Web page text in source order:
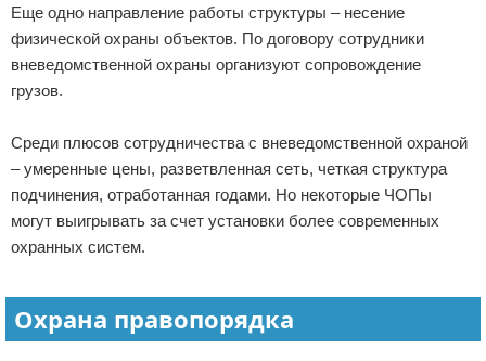
Еще одно направление работы структуры – несение
физической охраны объектов. По договору сотрудники
вневедомственной охраны организуют сопровождение
грузов.
Среди плюсов сотрудничества с вневедомственной охраной
– умеренные цены, разветвленная сеть, четкая структура
подчинения, отработанная годами. Но некоторые ЧОПы
могут выигрывать за счет установки более современных
охранных систем.
Охрана правопорядка